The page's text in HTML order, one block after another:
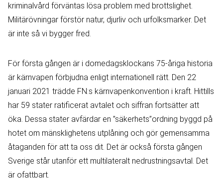
kriminalvård förväntas lösa problem med brottslighet.
Militärövningar förstör natur, djurliv och urfolksmarker. Det
är inte så vi bygger fred.
För första gången är i domedagsklockans 75-åriga historia
är kärnvapen förbjudna enligt internationell rätt. Den 22
januari 2021 trädde FN:s kärnvapenkonvention i kraft. Hittills
har 59 stater ratificerat avtalet och siffran fortsätter att
öka. Dessa stater avfärdar en ”säkerhets”ordning byggd på
hotet om mänsklighetens utplåning och gör gemensamma
åtaganden för att ta oss dit. Det är också första gången
Sverige står utanför ett multilateralt nedrustningsavtal. Det
är ofattbart.